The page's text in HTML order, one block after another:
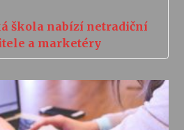
škola nabízí netradiční
a marketéry